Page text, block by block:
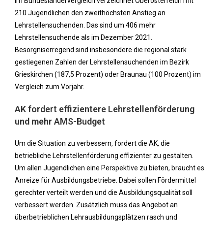
210 Jugendlichen den zweithöchsten Anstieg an
Lehrstellensuchenden. Das sind um 406 mehr
Lehrstellensuchende als im Dezember 2021.
Besorgniserregend sind insbesondere die regional stark
gestiegenen Zahlen der Lehrstellensuchenden im Bezirk
Grieskirchen (187,5 Prozent) oder Braunau (100 Prozent) im
Vergleich zum Vorjahr.
AK fordert effizientere Lehrstellenförderung
und mehr AMS-Budget
Um die Situation zu verbessern, fordert die AK, die
betriebliche Lehrstellenförderung effizienter zu gestalten.
Um allen Jugendlichen eine Perspektive zu bieten, braucht es
Anreize für Ausbildungsbetriebe. Dabei sollen Fördermittel
gerechter verteilt werden und die Ausbildungsqualität soll
verbessert werden. Zusätzlich muss das Angebot an
überbetrieblichen Lehrausbildungsplätzen rasch und